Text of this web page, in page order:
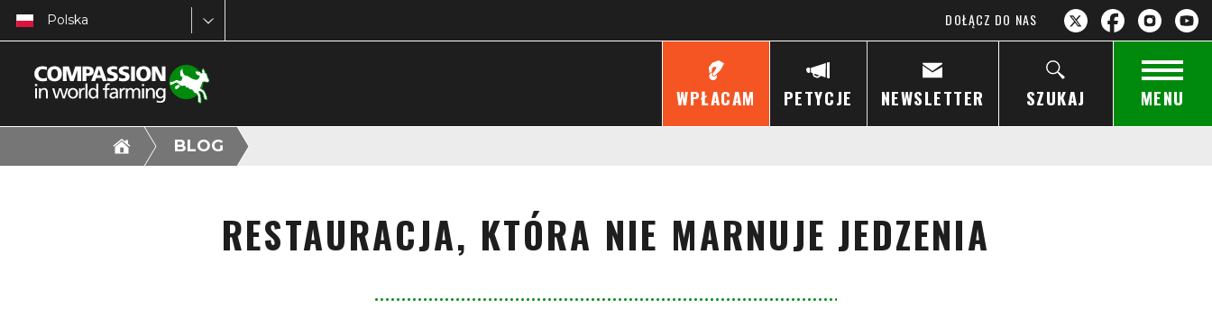
Polska DOŁĄCZ DO NAS
WPŁACAM PETYCJE NEWSLETTER SZUKAJ MENU
BLOG
RESTAURACJA, KTÓRA NIE MARNUJE JEDZENIA